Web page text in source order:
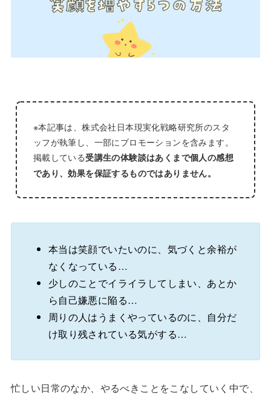
※本記事は、株式会社日本現実化戦略研究所のスタ
ッフが執筆し、一部にプロモーションを含みます。
掲載している受講生の体験談はあくまで個人の感想
であり、効果を保証するものではありません。
本当は笑顔でいたいのに、気づくと余裕が
なくなっている…
少しのことでイライラしてしまい、あとか
ら自己嫌悪に陥る…
周りの人はうまくやっているのに、自分だ
け取り残されている気がする…
忙しい日常のなか、やるべきことをこなしていく中で、